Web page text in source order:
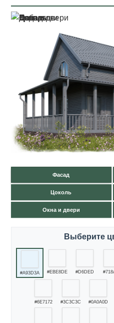
Фасад
Цоколь
Окна и двери
Выберите
#A93D3A #EBE8DE #D6DED
#6E7172 #3C3C3C #0A0A0D